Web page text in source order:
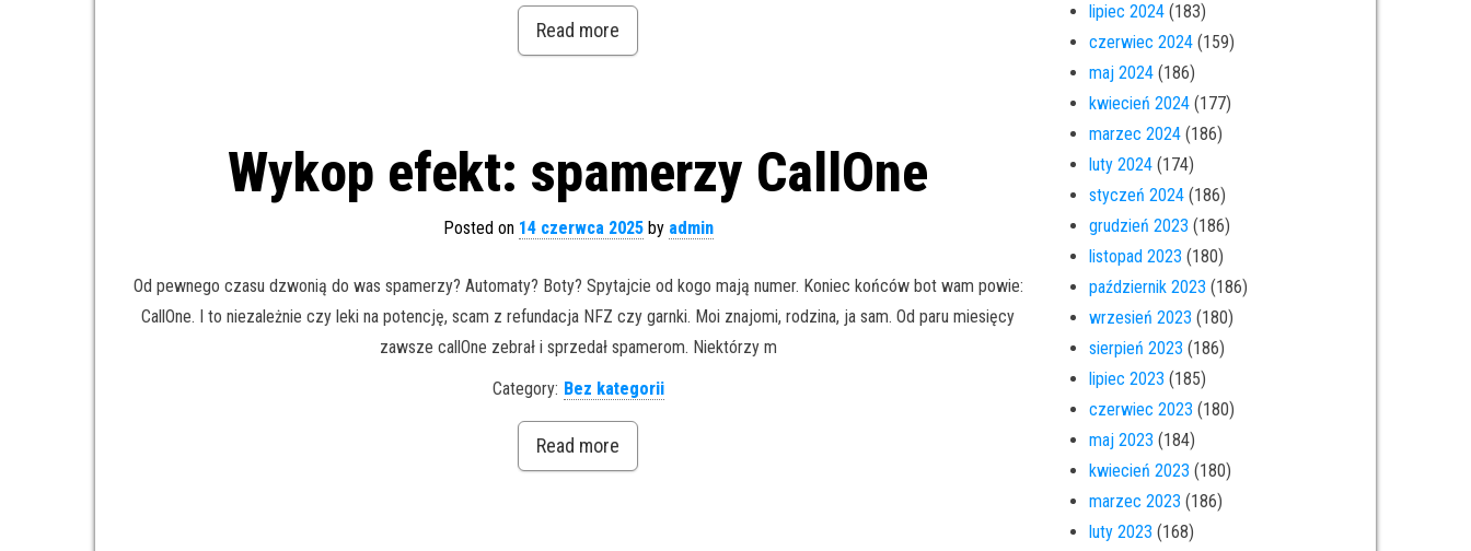
Read more
Wykop efekt: spamerzy CallOne
Posted on 14 czerwca 2025by admin
Od pewnego czasu dzwonią do was spamerzy? Automaty? Boty? Spytajcie od kogo mają numer. Koniec końców bot wam powie:
CallOne. I to niezależnie czy leki na potencję, scam z refundacja NFZ czy garnki. Moi znajomi, rodzina, ja sam. Od paru miesięcy
zawsze callOne zebrał i sprzedał spamerom. Niektórzy m
Category: Bez kategorii
Read more
lipiec 2024(183)
czerwiec 2024(159)
maj 2024(186)
kwiecień 2024(177)
marzec 2024(186)
luty 2024(174)
styczeń 2024(186)
grudzień 2023 (186)
listopad 2023 (180)
październik 2023 (186)
wrzesień 2023 (180)
sierpień 2023 (186)
lipiec 2023 (185)
czerwiec 2023 (180)
maj 2023 (184)
kwiecień 2023 (180)
marzec 2023 (186)
luty 2023 (168)